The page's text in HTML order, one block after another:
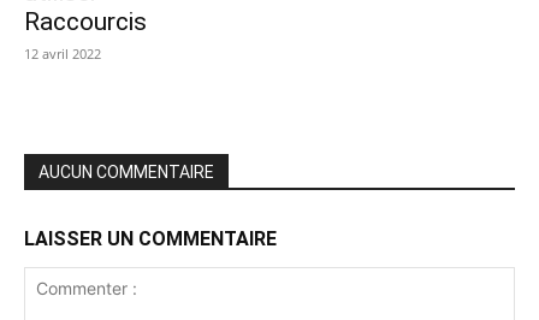
Raccourcis
12 avril 2022
AUCUN COMMENTAIRE
LAISSER UN COMMENTAIRE